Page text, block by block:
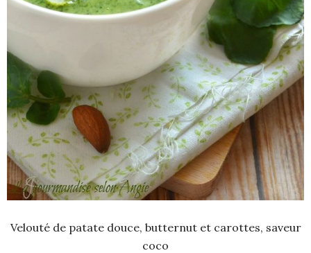
Velouté de patate douce, butternut et carottes, saveur
coco